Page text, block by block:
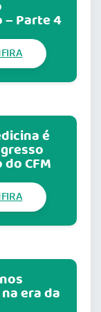
Parte 4
é
CFM
era da